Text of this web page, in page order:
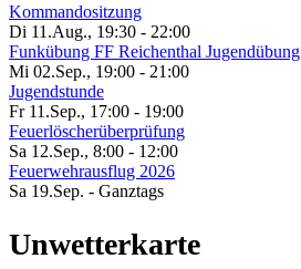
Kommandositzung
Di 11.Aug., 19:30 - 22:00
Funkübung FF Reichenthal Jugendübung
Mi 02.Sep., 19:00 - 21:00
Jugendstunde
Fr 11.Sep., 17:00 - 19:00
Feuerlöscherüberprüfung
Sa 12.Sep., 8:00 - 12:00
Feuerwehrausflug 2026
Sa 19.Sep. - Ganztags
Unwetterkarte